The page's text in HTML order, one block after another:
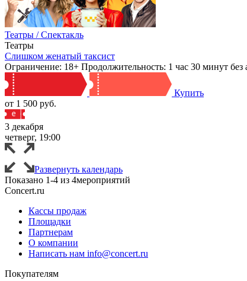
Театры / Спектакль
Театры
Слишком женатый таксист
Ограничение: 18+ Продолжительность: 1 час 30 минут
Купить
от 1 500 руб.
3 декабря
четверг, 19:00
Развернуть календарь
Показано 1-4 из 4мероприятий
Concert.ru
Кассы продаж
Площадки
Партнерам
О компании
Написать нам info@concert.ru
Покупателям